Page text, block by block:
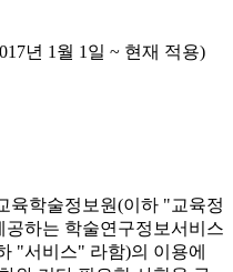
년 1월 1일 ~ 현재 적용)
육학술정보원(이하 "교육정
공하는 학술연구정보서비스
"서비스" 라함)의 이용에